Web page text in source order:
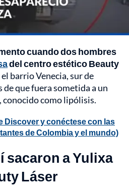
cuando dos hombres
del centro estético Beauty
barrio Venecia, sur de
que fuera sometida a un
como lipólisis.
Discover y conéctese con las
de Colombia y el mundo)
sacaron a Yulixa
Láser